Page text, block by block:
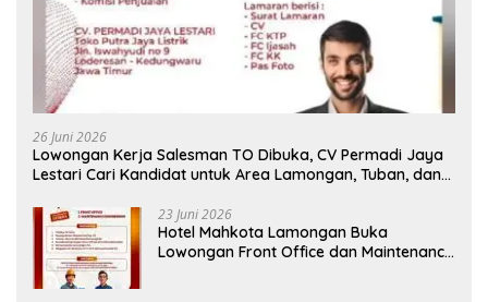
26 Juni 2026
Lowongan Kerja Salesman TO Dibuka, CV Permadi Jaya
Lestari Cari Kandidat untuk Area Lamongan, Tuban, dan
23 Juni 2026
Hotel Mahkota Lamongan Buka
Lowongan Front Office dan Maintenance